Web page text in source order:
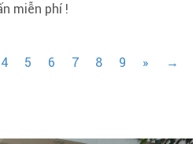
miễn phí !
4 5 6 7 8 9 » →